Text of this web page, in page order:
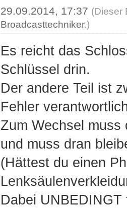
29.09.2014, 17:37 (Dieser
Broadcasttechniker.)
Es reicht das
Schlüssel drin.
Der andere Teil ist
Fehler
Zum Wechsel muss
und muss dran
(Hättest du einen
Dabei